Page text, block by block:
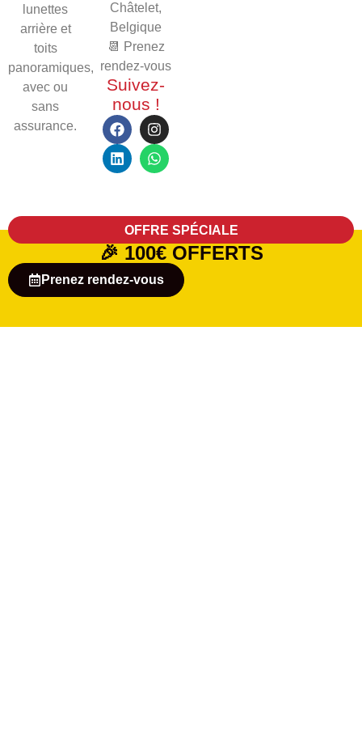
lunettes
arrière et
toits
panoramiques,
avec ou
sans
assurance.
Châtelet,
Belgique
📆 Prenez
rendez-vous
Suivez-
nous !
OFFRE SPÉCIALE
🎉 100€ OFFERTS
Prenez rendez-vous